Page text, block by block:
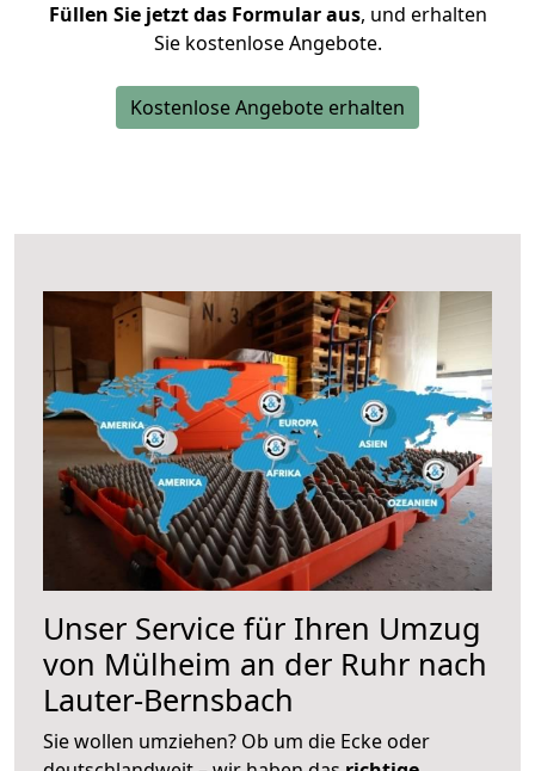
Füllen Sie jetzt das Formular aus, und erhalten
Sie kostenlose Angebote.
Kostenlose Angebote erhalten
Unser Service für Ihren Umzug
von Mülheim an der Ruhr nach
Lauter-Bernsbach
Sie wollen umziehen? Ob um die Ecke oder